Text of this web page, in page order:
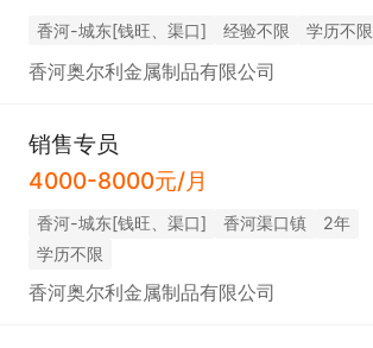
香河-城东[钱旺、渠口] 经验不限 学历不限
香河奥尔利金属制品有限公司
销售专员
4000-8000元/月
香河-城东[钱旺、渠口] 香河渠口镇
2年
学历不限
香河奥尔利金属制品有限公司